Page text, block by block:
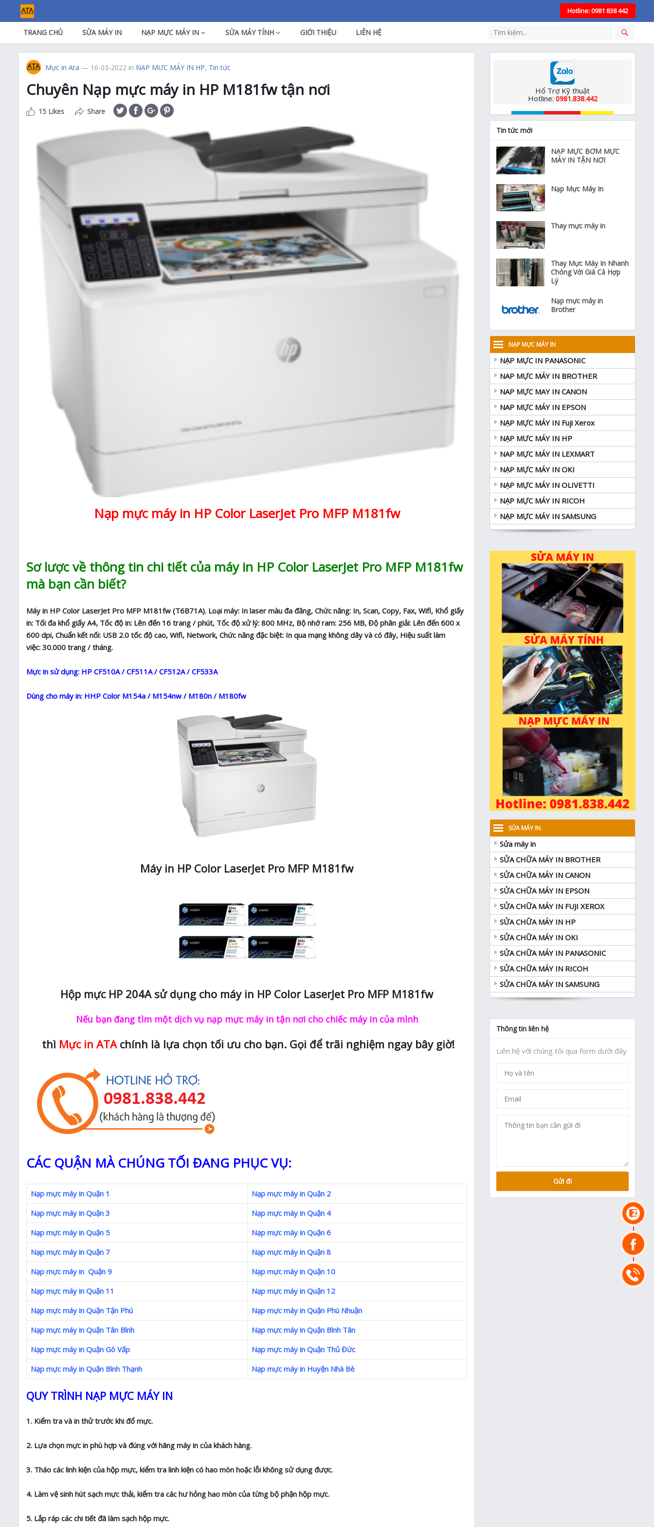
Hotline: 0981 838 442
TRANG CHỦ SỬA MÁY IN NẠP MỰC MÁY IN SỬA MÁY TÍNH GIỚI THIỆU LIÊN HỆ
Mực in Ata — 16-03-2022 in NẠP MƯC MÁY IN HP, Tin tức
Chuyên Nạp mực máy in HP M181fw tận nơi
15 Likes Share
Nạp mực máy in HP Color LaserJet Pro MFP M181fw
Sơ lược về thông tin chi tiết của máy in HP Color LaserJet Pro MFP M181fw
mà bạn cần biết?
Máy in HP Color LaserJet Pro MFP M181fw (T6B71A). Loại máy: In laser màu đa đăng, Chức năng: In, Scan, Copy, Fax, Wifi, Khổ giấy
in: Tối đa khổ giấy A4, Tốc độ in: Lên đến 16 trang / phút, Tốc độ xử lý: 800 MHz, Bộ nhớ ram: 256 MB, Độ phân giải: Lên đến 600 x
600 dpi, Chuẩn kết nối: USB 2.0 tốc độ cao, Wifi, Network, Chức năng đặc biệt: In qua mạng không dây và có đây, Hiệu suất làm
việc: 30.000 trang / tháng.
Mực in sử dụng: HP CF510A / CF511A / CF512A / CF533A
Dùng cho máy in: HHP Color M154a / M154nw / M180n / M180fw
Máy in HP Color LaserJet Pro MFP M181fw
Hộp mực HP 204A sử dụng cho máy in HP Color LaserJet Pro MFP M181fw
Nếu bạn đang tìm một dịch vụ nạp mực máy in tận nơi cho chiếc máy in của mình
thì Mực in ATAchính là lựa chọn tối ưu cho bạn. Gọi để trãi nghiệm ngay bây giờ!
CÁC QUẬN MÀ CHÚNG TỐI ĐANG PHỤC VỤ:
Nạp mực máy in Quận 1
Nạp mực máy in Quận 2
Nạp mực máy in Quận 3
Nạp mực máy in Quận 4
Nạp mực máy in Quận 5
Nạp mực máy in Quận 6
Nạp mực máy in Quận 7
Nạp mực máy in Quận 8
Nạp mực máy in Quận 9
Nạp mực máy in Quận 10
Nạp mực máy in Quận 11
Nạp mực máy in Quận 12
Nạp mực máy in Quận Tận Phú
Nạp mực máy in Quận Phú Nhuận
Nạp mực máy in Quận Tân Bình
Nạp mực máy in Quận Bình Tân
Nạp mực máy in Quận Gò Vấp
Nạp mực máy in Quận Thủ Đức
Nạp mực máy in Quận Bình Thạnh
Nạp mực máy in Huyện Nhà Bè
QUY TRÌNH NẠP MỰC MÁY IN
1. Kiểm tra và in thử trước khi đổ mực.
2. Lựa chọn mực in phù hợp và đúng với hãng máy in của khách hàng.
3. Tháo các linh kiện của hộp mực, kiểm tra linh kiện có hao mòn hoặc lỗi không sử dụng được.
4. Làm vệ sinh hút sạch mực thải, kiểm tra các hư hỏng hao mòn của từng bộ phận hộp mực.
5. Lắp ráp các chi tiết đã làm sạch hộp mực.
Hổ Trợ Kỹ thuật
Hotline: 0981.838.442
Tin tức mới
NẠP MỰC BƠM MỰC
MÁY IN TẬN NƠI
Nạp Mực Máy In
Thay mực máy in
Thay Mực Máy In Nhanh
Chóng Với Giá Cả Hợp
Lý
Nạp mực máy in
Brother
NẠP MỰC MÁY IN
NẠP MỰC IN PANASONIC
NAP MỰC MÁY IN BROTHER
NAP MỰC MAY IN CANON
NAP MỰC MÁY IN EPSON
NẠP MỰC MÁY IN Fuji Xerox
NẠP MƯC MÁY IN HP
NAP MỰC MÁY IN LEXMART
NẠP MỰC MÁY IN OKI
NẠP MỰC MÁY IN OLIVETTI
NẠP MỰC MÁY IN RICOH
NẠP MỰC MÁY IN SAMSUNG
SỬA MÁY IN
Sửa máy in
SỬA CHỮA MÁY IN BROTHER
SỬA CHỮA MÁY IN CANON
SỬA CHỮA MÁY IN EPSON
SỬA CHỮA MÁY IN FUJI XEROX
SỬA CHỮA MÁY IN HP
SỬA CHỮA MÁY IN OKI
SỬA CHỮA MÁY IN PANASONIC
SỬA CHỮA MÁY IN RICOH
SỬA CHỮA MÁY IN SAMSUNG
Thông tin liên hệ
Liên hệ với chúng tôi qua form dưới đây